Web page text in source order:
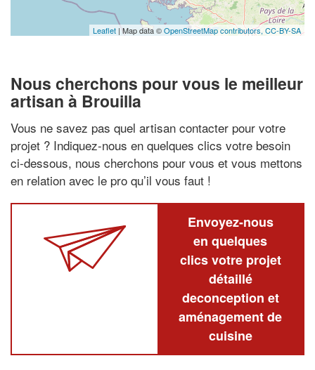
Leaflet | Map data ©OpenStreetMap contributors, CC-BY-SA
Nous cherchons pour vous le meilleur
artisan à Brouilla
Vous ne savez pas quel artisan contacter pour votre
projet ? Indiquez-nous en quelques clics votre besoin
ci-dessous, nous cherchons pour vous et vous mettons
en relation avec le pro qu’il vous faut !
Envoyez-nous
en quelques
clics votre projet
détaillé
deconception et
aménagement de
cuisine